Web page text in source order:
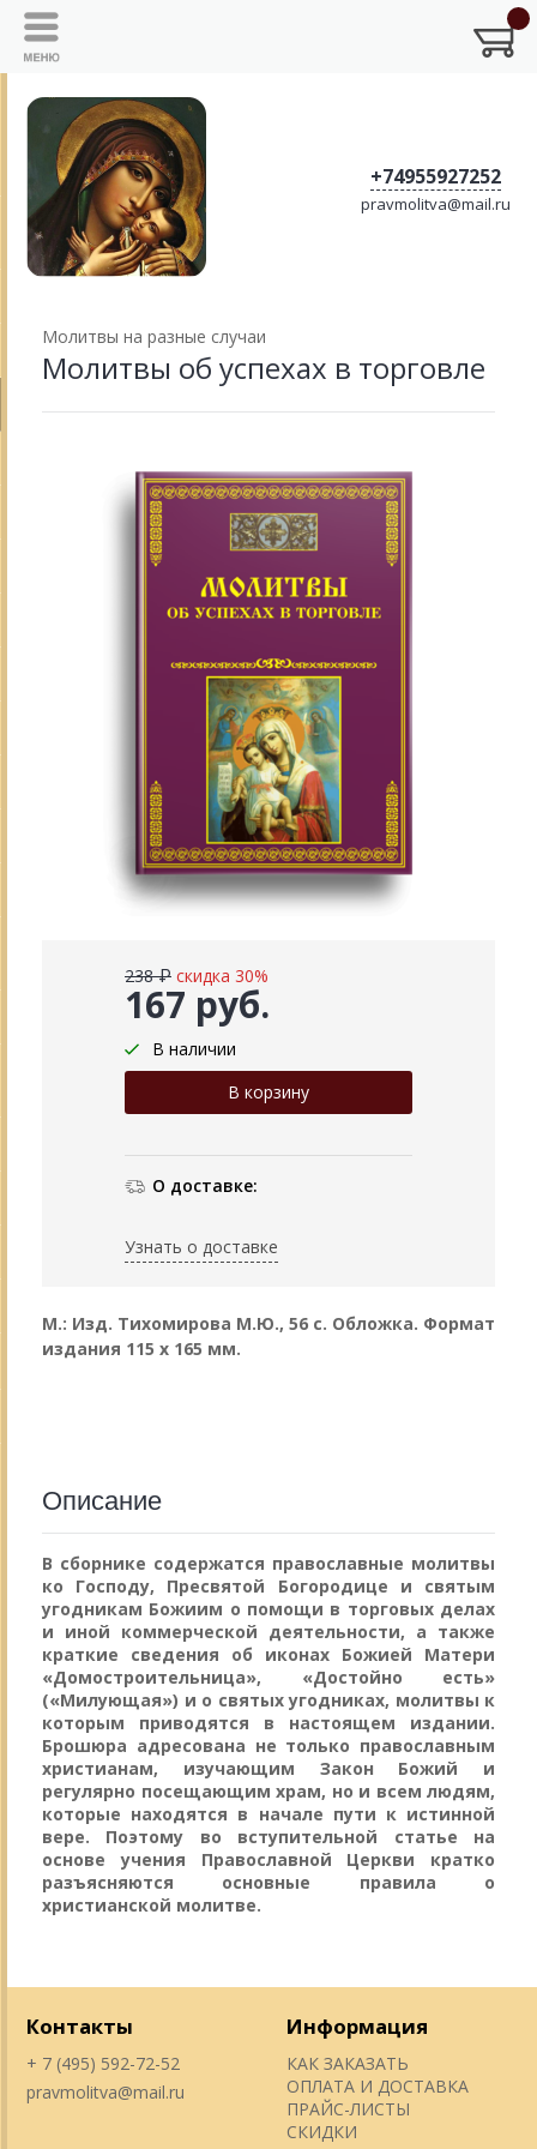
+74955927252
pravmolitva@mail.ru
Молитвы на разные случаи
Молитвы об успехах в торговле
167 руб.
238 ₽ скидка 30%
В наличии
О доставке:
Узнать о доставке
М.: Изд. Тихомирова М.Ю., 56 с. Обложка. Формат
издания 115 х 165 мм.
Описание
В сборнике содержатся православные молитвы
ко Господу, Пресвятой Богородице и святым
угодникам Божиим о помощи в торговых делах
и иной коммерческой деятельности, а также
краткие сведения об иконах Божией Матери
«Домостроительница», «Достойно есть»
(«Милующая») и о святых угодниках, молитвы к
которым приводятся в настоящем издании.
Брошюра адресована не только православным
христианам, изучающим Закон Божий и
регулярно посещающим храм, но и всем людям,
которые находятся в начале пути к истинной
вере. Поэтому во вступительной статье на
основе учения Православной Церкви кратко
разъясняются основные правила о
христианской молитве.
Контакты
+ 7 (495) 592-72-52
pravmolitva@mail.ru
Информация
КАК ЗАКАЗАТЬ
ОПЛАТА И ДОСТАВКА
ПРАЙС-ЛИСТЫ
СКИДКИ